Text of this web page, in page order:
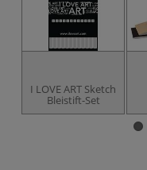
I LOVE ART Sketch
Bleistift-Set